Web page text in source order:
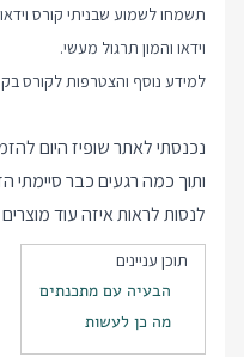
וידאו והמון תרגול מעשי.
למידע נוסף והצטרפות לקורס
נכנסתי לאתר שופיז היום
ותוך כמה רגעים כבר
לנסות לראות איזה עוד
תוכן עניינים
הבעיה עם מתכנתים
מה כן לעשות